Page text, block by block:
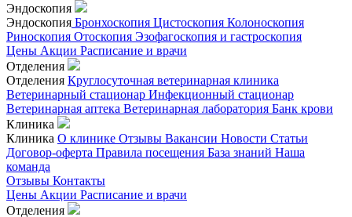
Эндоскопия
Эндоскопия Бронхоскопия Цистоскопия Колоноскопия
Риноскопия Отоскопия Эзофагоскопия и гастроскопия
Цены Акции Расписание и врачи
Отделения
Отделения Круглосуточная ветеринарная клиника
Ветеринарный стационар Инфекционный стационар
Ветеринарная аптека Ветеринарная лаборатория Банк крови
Клиника
Клиника О клинике Отзывы Вакансии Новости Статьи
Договор-оферта Правила посещения База знаний Наша
команда
Отзывы Контакты
Цены Акции Расписание и врачи
Отделения